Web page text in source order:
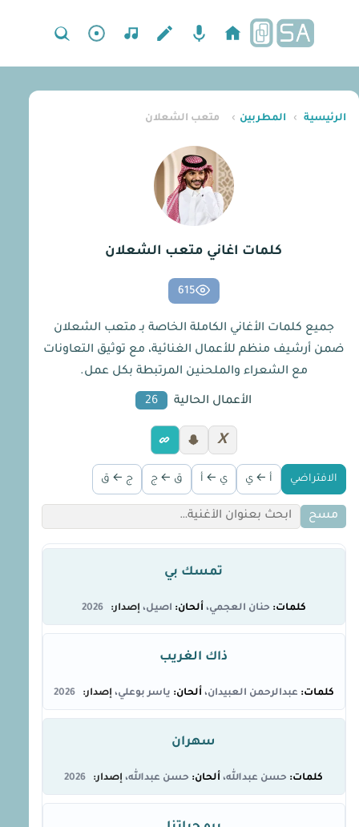
الرئيسية › المطربين › متعب الشعلان
كلمات اغاني متعب الشعلان
615
جميع كلمات الأغاني الكاملة الخاصة بـ متعب الشعلان
ضمن أرشيف منظم للأعمال الغنائية، مع توثيق التعاونات
مع الشعراء والملحنين المرتبطة بكل عمل.
الأعمال الحالية 26
X
الافتراضي أ ← ي ي ← أ ق ← ج ج ← ق
مسح
تمسك بي
حنان العجمي اصيل 2026
ذاك الغريب
عبدالرحمن العبيدان ياسر بوعلي 2026
سهران
حسن عبدالله حسن عبدالله 2026